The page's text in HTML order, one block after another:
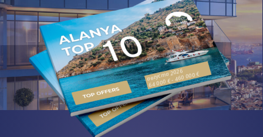
августа 2026
64 000 € - 460 000 €